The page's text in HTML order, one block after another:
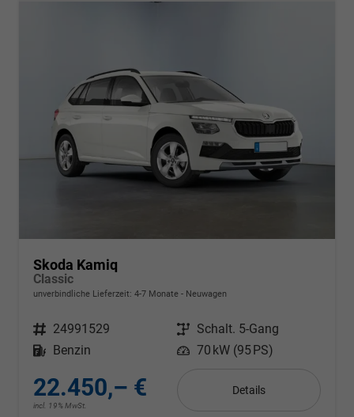
Skoda Kamiq
Classic
unverbindliche Lieferzeit: 4-7 Monate Neuwagen
Fahrzeugnr. 24991529 Getriebe Schalt. 5-Gang
Kraftstoff
Benzin Leistung 70 kW (95 PS)
22.450,– €
incl. 19% MwSt.
Details